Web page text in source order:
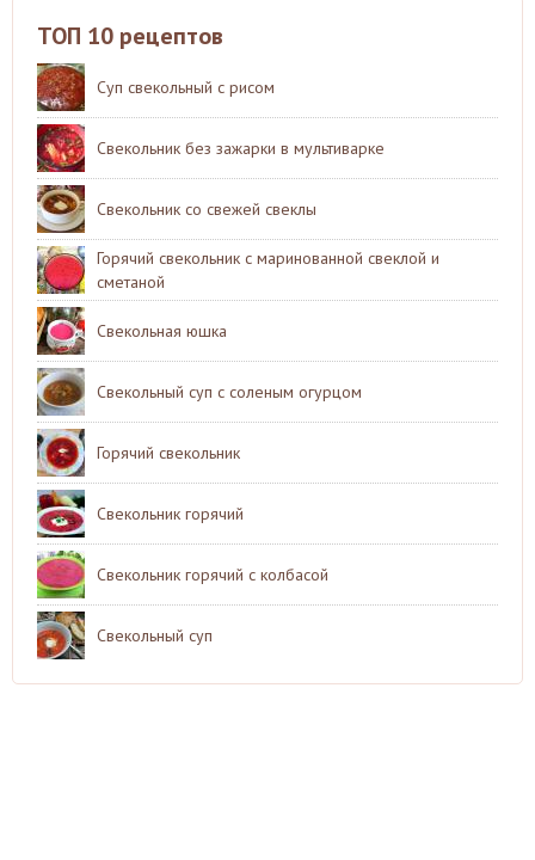
ТОП 10 рецептов
Суп свекольный с рисом
Свекольник без зажарки в мультиварке
Свекольник со свежей свеклы
Горячий свекольник с маринованной свеклой и
сметаной
Свекольная юшка
Свекольный суп с соленым огурцом
Горячий свекольник
Свекольник горячий
Свекольник горячий с колбасой
Свекольный суп